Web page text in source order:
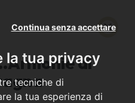
la tua privacy
tecniche di
la tua esperienza di
Continua senza accettare
di